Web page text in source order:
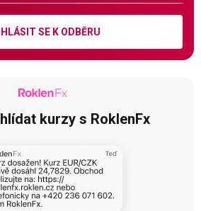
SE K ODBĚRU
kurzy s RoklenFx